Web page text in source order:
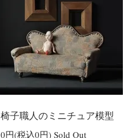
椅子職人のミニチュア模型
0円(税込0円) Sold Out